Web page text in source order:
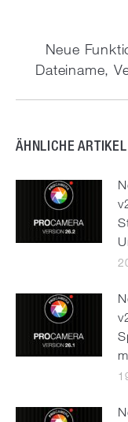
Neue
Dateiname,
ÄHNLICHE ARTIKEL